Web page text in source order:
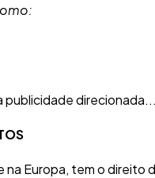
publicidade direcionada...
na Europa, tem o direito